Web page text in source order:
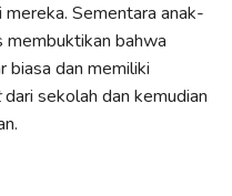
Sementara anak-
membuktikan bahwa
biasa dan memiliki
dari sekolah dan kemudian